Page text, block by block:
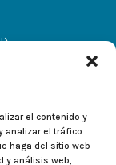
el contenido y
analizar el tráfico.
haga del sitio web
y análisis web,
28804